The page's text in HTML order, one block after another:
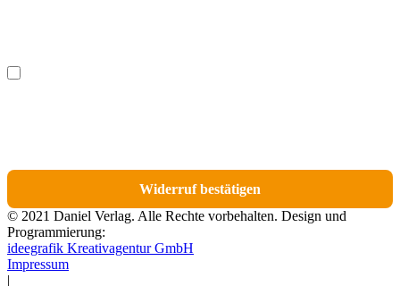
Ich möchte bestimmte Positionen für den Widerruf
Widerruf bestätigen
© 2021 Daniel Verlag. Alle Rechte vorbehalten. Design und
Programmierung:
ideegrafik Kreativagentur GmbH
Impressum
|